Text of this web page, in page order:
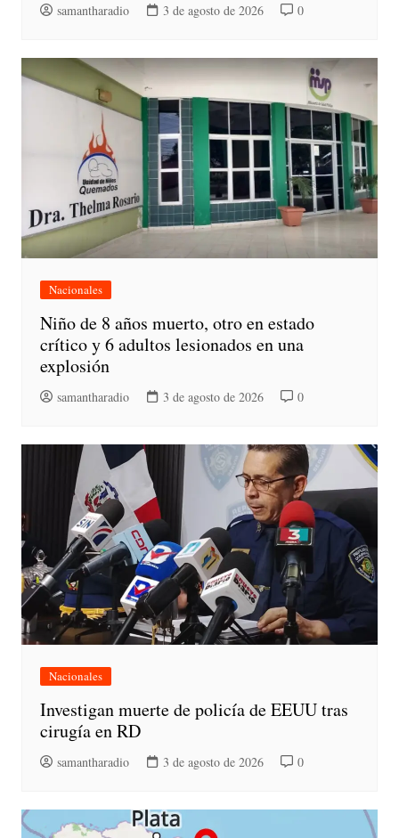
samantharadio 3 de agosto de 2026 0
Nacionales
Niño de 8 años muerto, otro en estado
crítico y 6 adultos lesionados en una
explosión
samantharadio 3 de agosto de 2026 0
Nacionales
Investigan muerte de policía de EEUU tras
cirugía en RD
samantharadio 3 de agosto de 2026 0